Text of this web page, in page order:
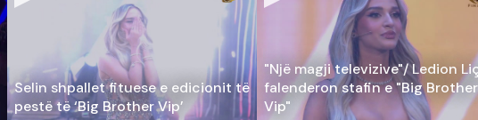
Selin shpallet fituese e edicionit të
pestë të ‘Big Brother Vip’
"Një magji televizive"/ Ledion
falenderon stafin e "Big Brother
Vip"